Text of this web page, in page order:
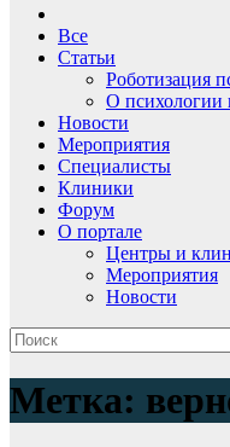
Все
Статьи
Роботизация
О психологии
Новости
Мероприятия
Специалисты
Клиники
Форум
О портале
Центры и
Мероприятия
Новости
Метка: